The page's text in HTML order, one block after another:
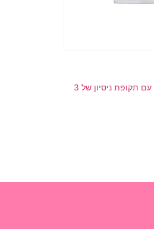
/ חודש⁩ עם תקופת ניסיון של ⁦3